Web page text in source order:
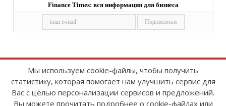
Finance Times: вся информация для бизнеса
Copyright © 2008-2026FinanceTimes
Зарегистрировано в Роскомнадзоре
Мы используем cookie-файлы, чтобы получить
статистику, которая помогает нам улучшить сервис для
Вас с целью персонализации сервисов и предложений.
Вы можете прочитать подробнее о cookie-файлах или